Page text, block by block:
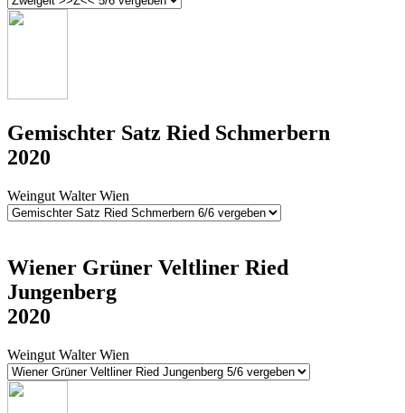
Gemischter Satz Ried Schmerbern
2020
Weingut Walter Wien
Wiener Grüner Veltliner Ried
Jungenberg
2020
Weingut Walter Wien